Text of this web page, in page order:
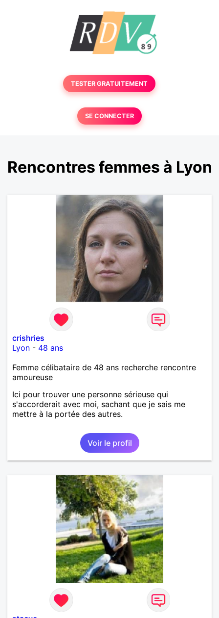
TESTER GRATUITEMENT
SE CONNECTER
Rencontres femmes à Lyon
crishries
Lyon - 48 ans
Femme célibataire de 48 ans recherche rencontre
amoureuse
Ici pour trouver une personne sérieuse qui
s'accorderait avec moi, sachant que je sais me
mettre à la portée des autres.
Voir le profil